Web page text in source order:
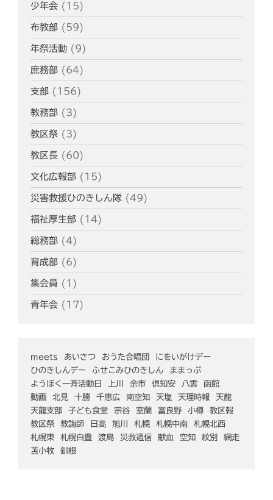
少年会 (15)
布教部 (59)
年祭活動 (9)
庶務部 (64)
支部 (156)
教務部 (3)
教区祭 (3)
教区長 (60)
文化広報部 (15)
災害救援ひのきしん隊 (49)
福祉厚生部 (14)
総務部 (4)
育成部 (6)
集会員 (1)
青年会 (17)
meets あいさつ おうた合唱団
にをいがけデー
ひのきしんデー
ふせこみひのきしん
ままっぷ
ようぼく一斉活動日
上川 余市 倶知安 八雲
函館
動画
北見 十勝 千恵広 南空知 天塩 天理時報
天龍
天龍支部
子ども食堂 宗谷 室蘭 富良野 小樽
教区報
教区祭
教誨師 日高 旭川 札幌 札幌中南
札幌北西
札幌東
札幌白豊 渡島 災救通信 献血 空知 紋別
網走
苫小牧
釧根